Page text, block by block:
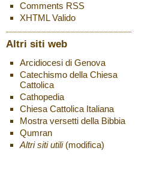
Comments RSS
XHTMLValido
Altri siti web
Arcidiocesi di Genova
Catechismo della Chiesa
Cattolica
Cathopedia
Chiesa Cattolica Italiana
Mostra versetti della Bibbia
Qumran
Altri siti utili (modifica)